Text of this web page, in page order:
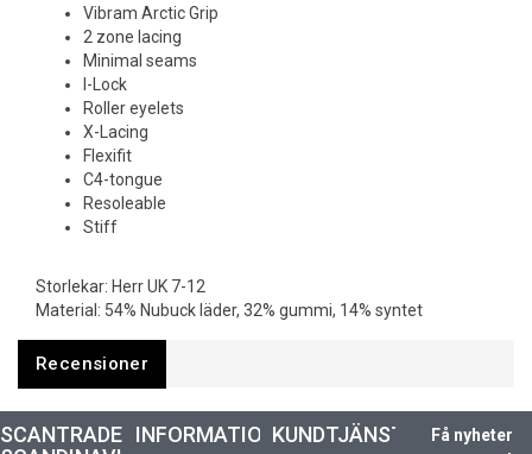
Vibram Arctic Grip
2 zone lacing
Minimal seams
I-Lock
Roller eyelets
X-Lacing
Flexifit
C4-tongue
Resoleable
Stiff
Storlekar: Herr UK 7-12
Material: 54% Nubuck läder, 32% gummi, 14% syntet
Recensioner
SCANTRADE INFORMATIONKUNDTJÄNST
Få nyheter